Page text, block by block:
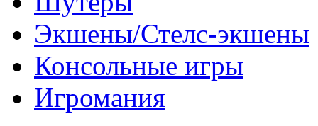
Экшены/Стелс-экшены
Консольные игры
Игромания